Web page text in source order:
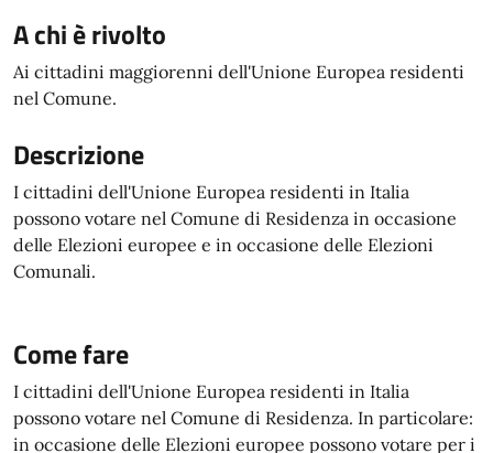
A chi è rivolto
Ai cittadini maggiorenni dell'Unione Europea residenti
nel Comune.
Descrizione
I cittadini dell'Unione Europea residenti in Italia
possono votare nel Comune di Residenza in occasione
delle Elezioni europee e in occasione delle Elezioni
Comunali.
Come fare
I cittadini dell'Unione Europea residenti in Italia
possono votare nel Comune di Residenza. In particolare:
in occasione delle Elezioni europee possono votare per i